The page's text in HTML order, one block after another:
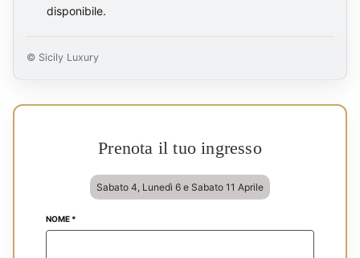
disponibile.
© Sicily Luxury
Prenota il tuo ingresso
Sabato 4, Lunedì 6 e Sabato 11 Aprile
NOME *